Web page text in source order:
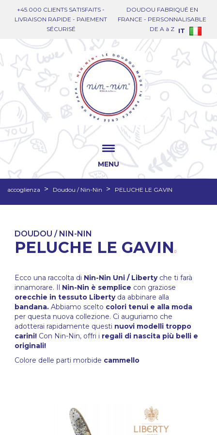
+45.000 CLIENTS SATISFAITS -
LIVRAISON RAPIDE - PAIEMENT
SÉCURISÉ
DOUDOU FABRIQUÉ EN
FRANCE - PERSONNALISABLE
DE A à Z IT
MENU
accoglienza Doudou / Nin-Nin PELUCHE LE GAVIN
DOUDOU / NIN-NIN
PELUCHE LE GAVIN
Ecco una raccolta di Nin-Nin Uni / Libertyche ti farà
innamorare. Il Nin-Nin è semplice con graziose
orecchie in tessuto Libertyda abbinare alla
bandana. Abbiamo scelto colori tenui e alla moda
per questa nuova collezione. Ci auguriamo che
adotterai rapidamente questi nuovi modelli troppo
carini! Con Nin-Nin, offri i regali di nascita più belli e
originali!
Colore delle parti morbide cammello